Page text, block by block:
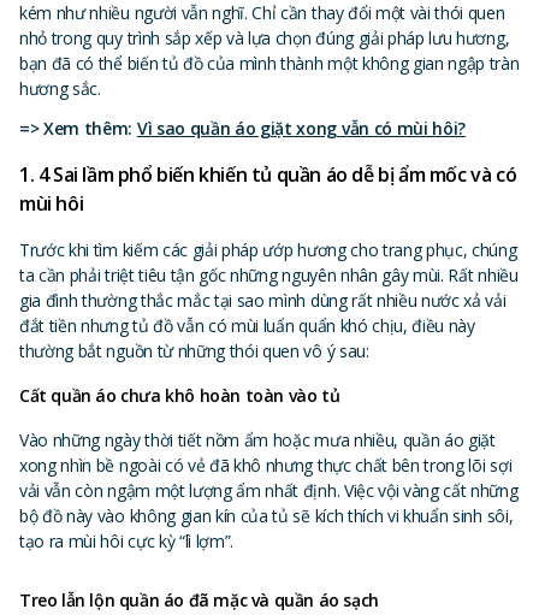
kém như nhiều người vẫn nghĩ. Chỉ cần thay đổi một vài thói quen
nhỏ trong quy trình sắp xếp và lựa chọn đúng giải pháp lưu hương,
bạn đã có thể biến tủ đồ của mình thành một không gian ngập tràn
hương sắc.
=> Xem thêm: Vì sao quần áo giặt xong vẫn có mùi hôi?
1. 4 Sai lầm phổ biến khiến tủ quần áo dễ bị ẩm mốc và có
mùi hôi
Trước khi tìm kiếm các giải pháp ướp hương cho trang phục, chúng
ta cần phải triệt tiêu tận gốc những nguyên nhân gây mùi. Rất nhiều
gia đình thường thắc mắc tại sao mình dùng rất nhiều nước xả vải
đắt tiền nhưng tủ đồ vẫn có mùi luẩn quẩn khó chịu, điều này
thường bắt nguồn từ những thói quen vô ý sau:
Cất quần áo chưa khô hoàn toàn vào tủ
Vào những ngày thời tiết nồm ẩm hoặc mưa nhiều, quần áo giặt
xong nhìn bề ngoài có vẻ đã khô nhưng thực chất bên trong lõi sợi
vải vẫn còn ngậm một lượng ẩm nhất định. Việc vội vàng cất những
bộ đồ này vào không gian kín của tủ sẽ kích thích vi khuẩn sinh sôi,
tạo ra mùi hôi cực kỳ “lì lợm”.
Treo lẫn lộn quần áo đã mặc và quần áo sạch